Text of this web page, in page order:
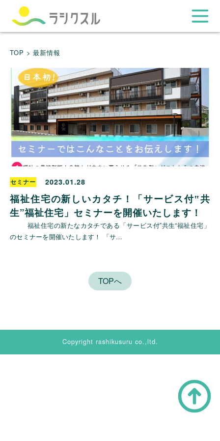
TOP > 最新情報
セミナー 2023.01.28
福祉住宅の新しいカタチ！「サービス付‟共
生”福祉住宅」セミナーを開催いたします！
福祉住宅の新たなカタチである「サービス付‟共生”福祉住宅」
のセミナーを開催いたします！ 「サ…
TOPへ
Copyright rashikusuru co.,ltd.